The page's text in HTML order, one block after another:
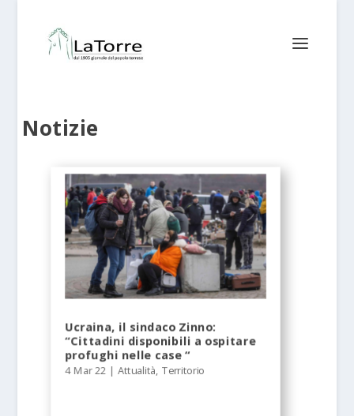
Notizie
Ucraina, il sindaco Zinno:
“Cittadini disponibili a ospitare
profughi nelle case “
4 Mar 22 |Attualità, Territorio